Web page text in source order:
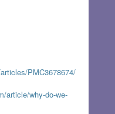
PMC3678674/
article/why-do-we-